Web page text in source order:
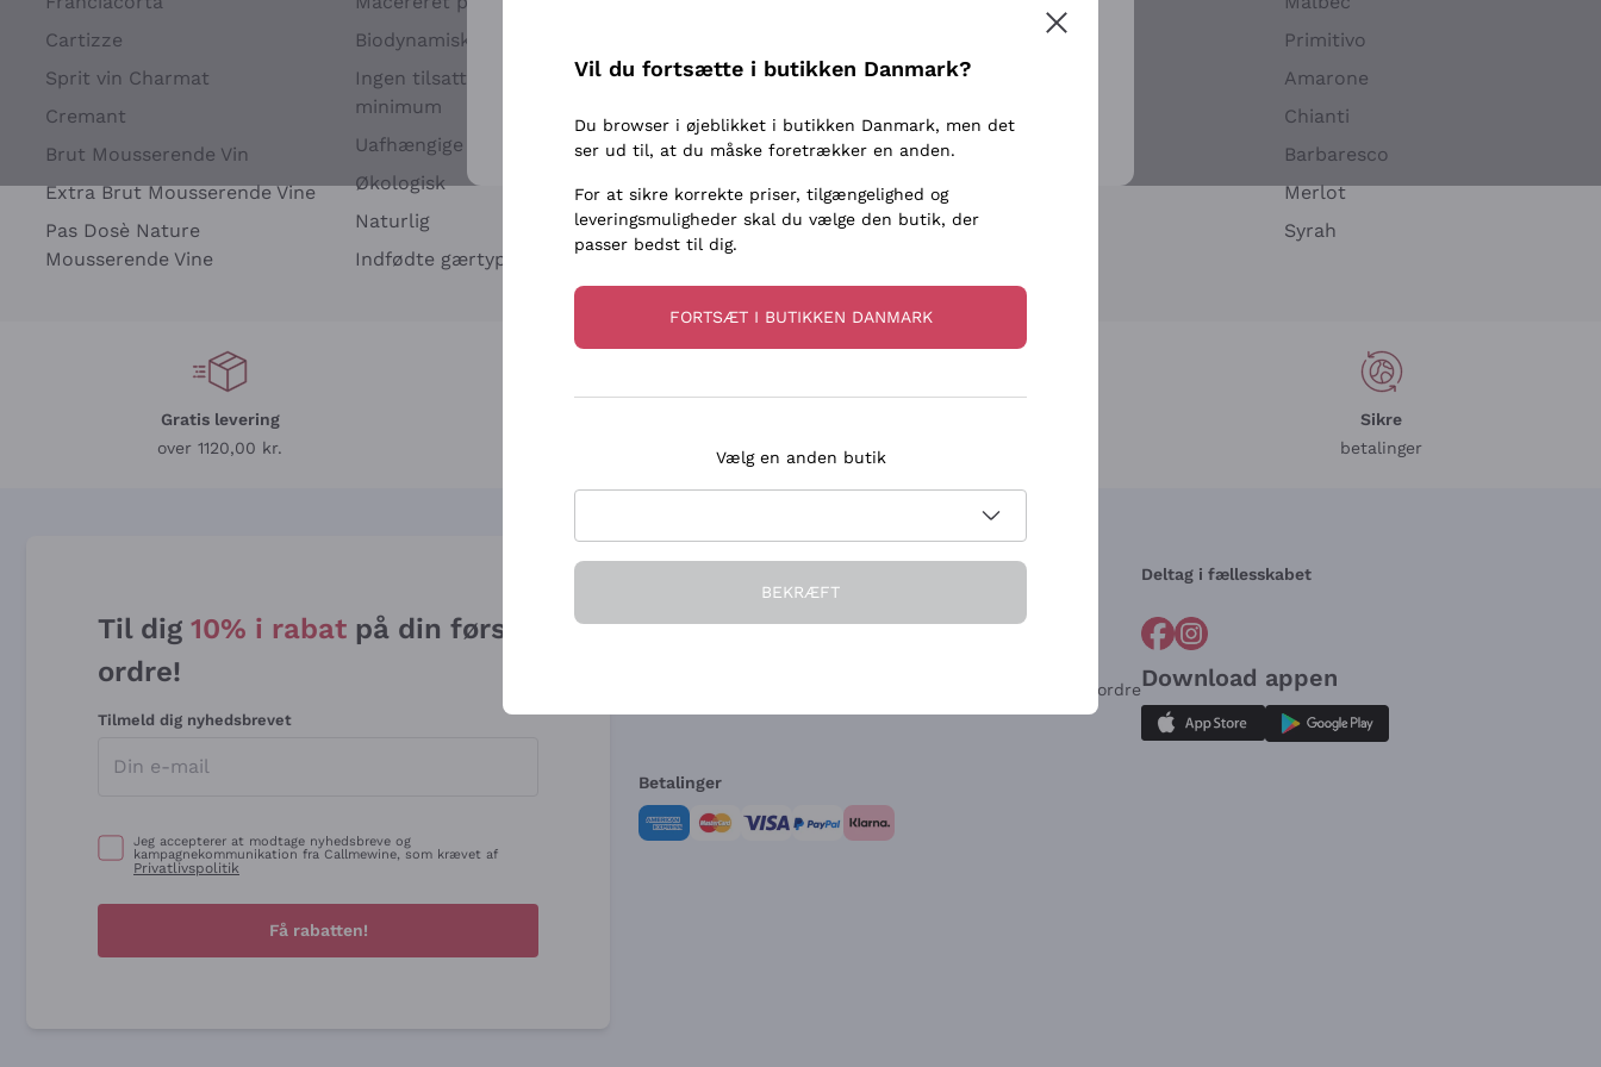
Cartizze
Sprit vin Charmat
Cremant
Brut Mousserende Vin
Extra Brut Mousserende Vine
Pas Dosè Nature
Mousserende Vine
Biodynamisk
Ingen tilsatte sulfitter eller
minimum
Uafhængige Vinavlere
Økologisk
Naturlig
Indfødte gærtyper
Biondi Santi
Franz Haas
Argiolas
Zenato
Ca' dei Frati
Ribolla Gialla
Sauvignon
Primitivo
Amarone
Chianti
Barbaresco
Merlot
Syrah
Gratis levering
over 1120,00 kr.
Sikre
betalinger
Til dig 10% i rabat på din første
ordre!
Tilmeld dig nyhedsbrevet
Jeg accepterer at modtage nyhedsbreve og
kampagnekommunikation fra Callmewine, som krævet af
Privatlivspolitik
Få rabatten!
Hvem vi er
Kundeservice
Fortrydelsesformular for ordre
Deltag i fællesskabet
Download appen
Betalinger
Tilmeld
For flere oplysninger, læs voresPrivatlivspolitik
Vil du fortsætte i butikken Danmark?
Du browser i øjeblikket i butikken Danmark, men det
ser ud til, at du måske foretrækker en anden.
For at sikre korrekte priser, tilgængelighed og
leveringsmuligheder skal du vælge den butik, der
passer bedst til dig.
FORTSÆT I BUTIKKEN DANMARK
Vælg en anden butik
BEKRÆFT